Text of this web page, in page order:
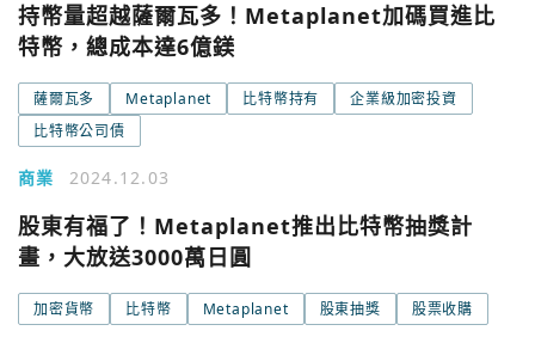
持幣量超越薩爾瓦多！Metaplanet加碼買進比
特幣，總成本達6億鎂
薩爾瓦多 Metaplanet 比特幣持有
企業級加密投資
比特幣公司債
商業 2024.12.03
股東有福了！Metaplanet推出比特幣抽獎計
畫，大放送3000萬日圓
加密貨幣 比特幣 Metaplanet 股東抽獎 股票收購
今日熱門
Google
Apple
繼續表示您已同意
今日熱門